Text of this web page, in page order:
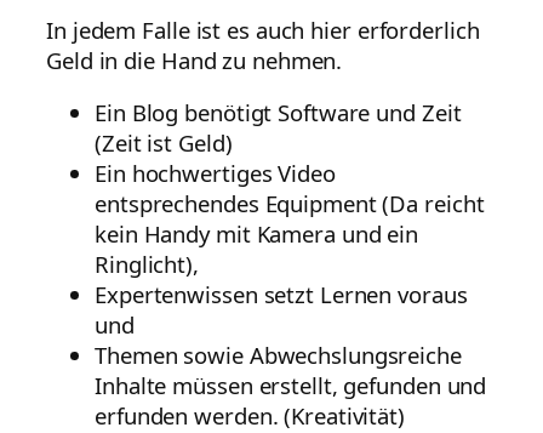
In jedem Falle ist es auch hier erforderlich
Geld in die Hand zu nehmen.
Ein Blog benötigt Software und Zeit
(Zeit ist Geld)
Ein hochwertiges Video
entsprechendes Equipment (Da reicht
kein Handy mit Kamera und ein
Ringlicht),
Expertenwissen setzt Lernen voraus
und
Themen sowie Abwechslungsreiche
Inhalte müssen erstellt, gefunden und
erfunden werden. (Kreativität)